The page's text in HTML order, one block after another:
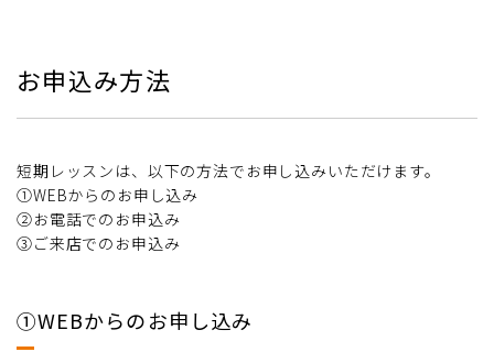
お申込み方法
短期レッスンは、以下の方法でお申し込みいただけます。
①WEBからのお申し込み
②お電話でのお申込み
③ご来店でのお申込み
①WEBからのお申し込み